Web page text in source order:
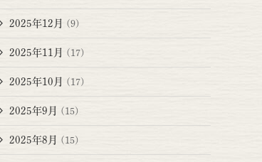
2025年12月 (9)
2025年11月 (17)
2025年10月 (17)
2025年9月 (15)
2025年8月 (15)